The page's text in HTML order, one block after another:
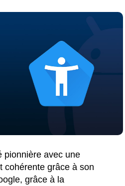
pionnière avec une
cohérente grâce à son
grâce à la